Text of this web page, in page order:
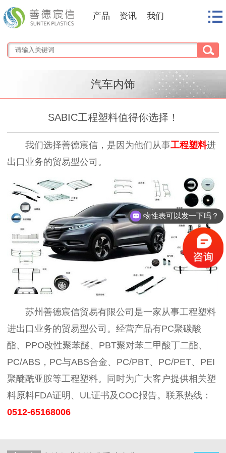
产品 资讯 我们
汽车内饰
SABIC工程塑料值得你选择！
我们选择善德宸信，是因为他们从事工程塑料进
出口业务的贸易型公司。
苏州善德宸信贸易有限公司是一家从事工程塑料
进出口业务的贸易型公司。经营产品有PC聚碳酸
酯、PPO改性聚苯醚、PBT聚对苯二甲酸丁二酯、
PC/ABS，PC与ABS合金、PC/PBT、PC/PET、PEI
聚醚酰亚胺等工程塑料。同时为广大客户提供相关塑
料原料FDA证明、UL证书及COC报告。联系热线：
0512-65168006
物性表可以发一下吗？